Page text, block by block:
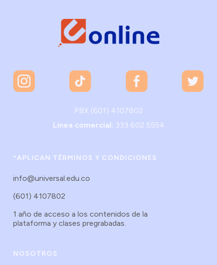
PBX (601) 4107802
Linea comercial: 333 602 5554
*APLICAN TÉRMINOS Y CONDICIONES
info@universal.edu.co
(601) 4107802
1 año de acceso a los contenidos de la
plataforma y clases pregrabadas.
NOSOTROS